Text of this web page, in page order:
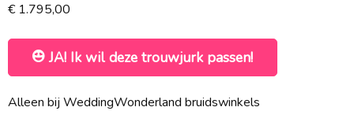
€1.795,00
JA! Ik wil deze trouwjurk passen!
Alleen bij WeddingWonderland bruidswinkels